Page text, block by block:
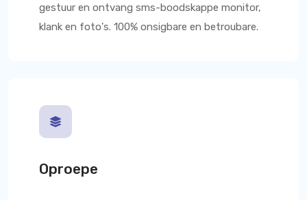
gestuur en ontvang sms-boodskappe monitor,
klank en foto's. 100% onsigbare en betroubare.
Oproepe